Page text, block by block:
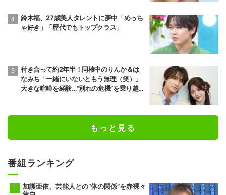
鈴木福、27歳美人タレントに夢中「めっち
ゃ好き」「歴代でもトップクラス」
付き合って約2年半！同棲中のりんか＆は
なみち「一緒にいないともう無理（笑）」
大きな喧嘩を経験…“別れの危機”を乗り越え
もっと見る
番組ランキング
加護亜依、芸能人との“体の関係”を赤裸々